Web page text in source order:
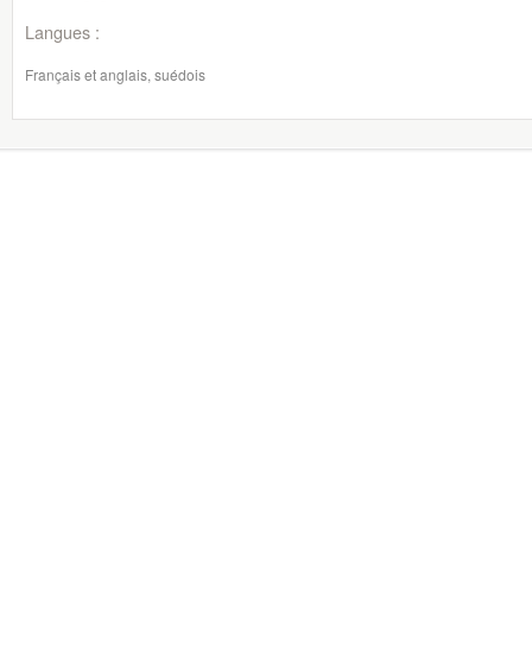
Langues :
Français et anglais, suédois